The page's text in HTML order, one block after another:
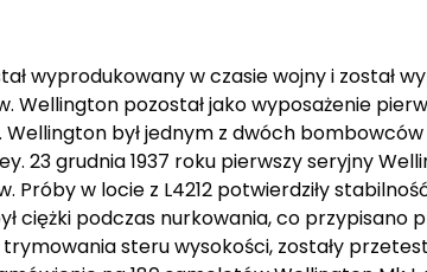
wyprodukowany w czasie wojny i został
pozostał jako wyposażenie
był jednym z dwóch
23 grudnia 1937 roku pierwszy seryjny
w locie z L4212 potwierdziły
ciężki podczas nurkowania, co
steru wysokości, zostały